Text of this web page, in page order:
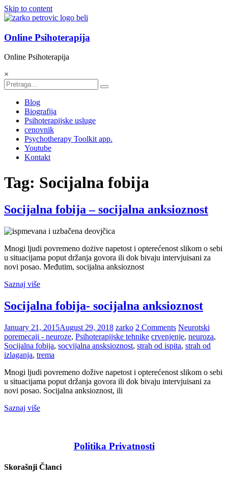
Skip to content
Online Psihoterapija
Online Psihoterapija
×
Blog
Biografija
Psihoterapijske usluge
cenovnik
Psychotherapy Toolkit app.
Youtube
Kontakt
Tag: Socijalna fobija
Socijalna fobija – socijalna anksioznost
Mnogi ljudi povremeno dożive napetost i opterećenost slikom o sebi
u situacijama poput držanja govora ili dok bivaju intervjuisani za
novi posao. Međutim, socijalna anksioznost
Saznaj više
Socijalna fobija- socijalna anksioznost
January 21, 2015August 29, 2018 zarko 2 Comments Neurotski
poremecaji - neuroze, Psihoterapijske tehnike crvenjenje, neuroza,
Socijalna fobija, socvijalna ansksioznost, strah od ispita, strah od
izlaganja, trema
Mnogi ljudi povremeno dožive napetost i opterećenost slikom o sebi
u situacijama poput držanja govora ili dok bivaju intervjuisani za
novi posao. Socijalna anksioznost, ili
Saznaj više
Politika Privatnosti
Skorašnji Članci